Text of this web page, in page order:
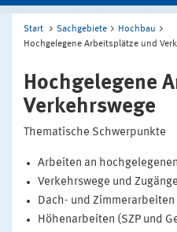
Start Sachgebiete
Hochbau
Hochgelegene Arbeitsplätze und
Hochgelegene
Verkehrswege
Thematische Schwerpunkte
Arbeiten an
Verkehrswege und
Dach- und Zimmerarbeiten
Höhenarbeiten (SZP und